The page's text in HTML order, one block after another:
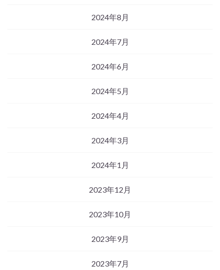
2024年8月
2024年7月
2024年6月
2024年5月
2024年4月
2024年3月
2024年1月
2023年12月
2023年10月
2023年9月
2023年7月